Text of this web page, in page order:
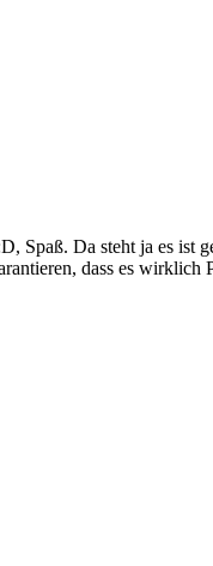
Spaß. Da steht ja es
dass es wirklich